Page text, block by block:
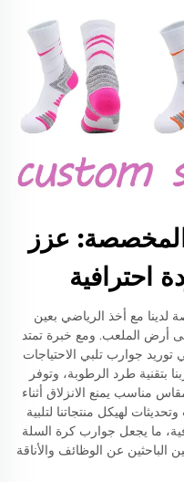
عزز
احترافية
مع أخذ الرياضي بعين
على أرض الملعب. ومع خبرة تمتد
جوارب تلبي الاحتياجات
بتقنية طرد الرطوبة، وتوفر
مناسب يمنع الانزلاق أثناء
لهيكل منتجاتنا لتلبية
ما يجعل جوارب كرة السلة
الباحثين عن الوظائف والأناقة